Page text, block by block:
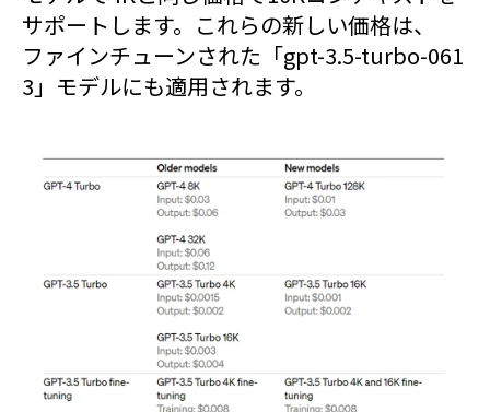
サポートします。これらの新しい価格は、
ファインチューンされた「gpt-3.5-turbo-061
3」モデルにも適用されます。